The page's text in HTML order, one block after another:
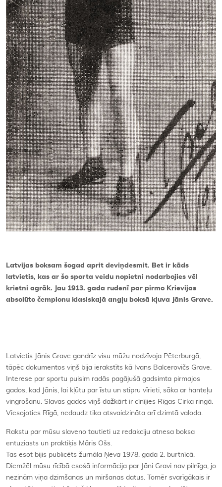
Latvijas boksam šogad aprit deviņdesmit. Bet ir kāds
latvietis, kas ar šo sporta veidu nopietni nodarbojies vēl
krietni agrāk. Jau 1913. gada rudenī par pirmo Krievijas
absolūto čempionu klasiskajā angļu boksā kļuva Jānis Grave.
Latvietis Jānis Grave gandrīz visu mūžu nodzīvoja Pēterburgā,
tāpēc dokumentos viņš bija ierakstīts kā Ivans Balcerovičs Grave.
Interese par sportu puisim radās pagājušā gadsimta pirmajos
gados, kad Jānis, lai kļūtu par īstu un stipru vīrieti, sāka ar hanteļu
vingrošanu. Slavas gados viņš dažkārt ir cīnījies Rīgas Cirka ringā.
Viesojoties Rīgā, nedaudz tika atsvaidzināta arī dzimtā valoda.
Rakstu par mūsu slaveno tautieti uz redakciju atnesa boksa
entuziasts un praktiķis Māris Ošs.
Tas esot bijis publicēts žurnāla Ņeva 1978. gada 2. burtnīcā.
Diemžēl mūsu rīcībā esošā informācija par Jāni Gravi nav pilnīga, jo
nezinām viņa dzimšanas un miršanas datus. Tomēr svarīgākais ir